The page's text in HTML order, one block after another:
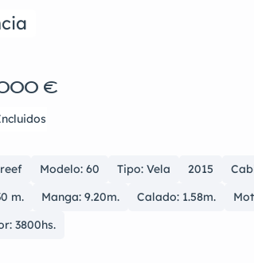
€
Modelo: 60 Tipo: Vela 2015
m.
Manga: 9.20m. Calado: 1.58m.
3800hs.